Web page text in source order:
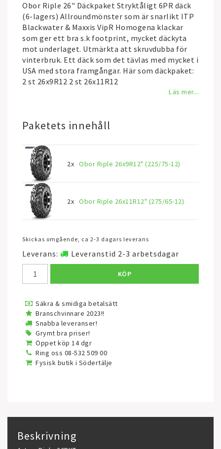
Obor Riple 26" Däckpaket Stryktåligt 6PR däck
(6-lagers) Allroundmönster som är snarlikt ITP
Blackwater & Maxxis VipR Homogena klackar
som ger ett bra s.k footprint, mycket däckyta
mot underlaget. Utmärkta att skruvdubba för
vinterbruk. Ett däck som det tävlas med mycket i
USA med stora framgångar. Här som däckpaket:
2 st 26x9R12 2 st 26x11R12
Läs mer...
Paketets innehåll
2x Obor Riple 26x9R12" (225/75-12)
2x Obor Riple 26x11R12" (275/65-12)
Skickas omgående, ca 2-3 dagars leverans
Leverans: Leveranstid 2-3 arbetsdagar
KÖP
Säkra & smidiga betalsätt
Branschvinnare 2023!!
Snabba leveranser!
Grymt bra priser!
Öppet köp 14 dgr
Ring oss 08-532 509 00
Fysisk butik i Södertälje
Beskrivning